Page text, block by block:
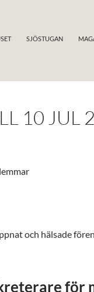
SJÖSTUGAN
10 JUL
och hälsade
för